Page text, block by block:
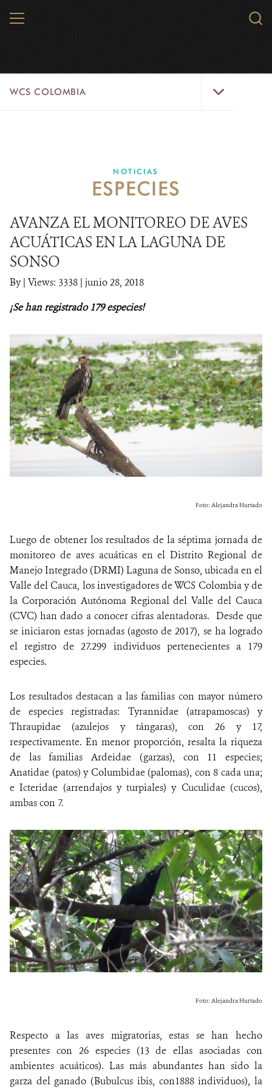
MENU
WCS COLOMBIA
EJES ESTRATÉGICOS
LÍNEAS DE ACCIÓN
PUBLICACIONES
ALIADOS Y ALIANZAS
COBERTURA EN MEDIOS DE COMUNICACIÓN
INFORME ANUAL WCS
MECANISMO DE ATENCIÓN DE QUEJAS Y RECLAMOS
NOTICIAS
ESPECIES
AVANZA EL MONITOREO DE AVES
ACUÁTICAS EN LA LAGUNA DE
SONSO
By| Views: 3338 | junio 28, 2018
¡Se han registrado 179 especies!
Foto: Alejandra Hurtado
Luego de obtener los resultados de la séptima jornada de
monitoreo de aves acuáticas en el Distrito Regional de
Manejo Integrado (DRMI) Laguna de Sonso, ubicada en el
Valle del Cauca, los investigadores de WCS Colombia y de
la Corporación Autónoma Regional del Valle del Cauca
(CVC) han dado a conocer cifras alentadoras. Desde que
se iniciaron estas jornadas (agosto de 2017), se ha logrado
el registro de 27.299 individuos pertenecientes a 179
especies.
Los resultados destacan a las familias con mayor número
de especies registradas: Tyrannidae (atrapamoscas) y
Thraupidae (azulejos y tángaras), con 26 y 17,
respectivamente. En menor proporción, resalta la riqueza
de las familias Ardeidae (garzas), con 11 especies;
Anatidae (patos) y Columbidae (palomas), con 8 cada una;
e Icteridae (arrendajos y turpiales) y Cuculidae (cucos),
ambas con 7.
Foto: Alejandra Hurtado
Respecto a las aves migratorias, estas se han hecho
presentes con 26 especies (13 de ellas asociadas con
ambientes acuáticos). Las más abundantes han sido la
garza del ganado (Bubulcus ibis, con1888 individuos), la